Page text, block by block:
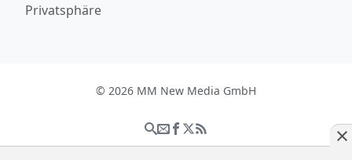
Privatsphäre
© 2026 MM New Media GmbH